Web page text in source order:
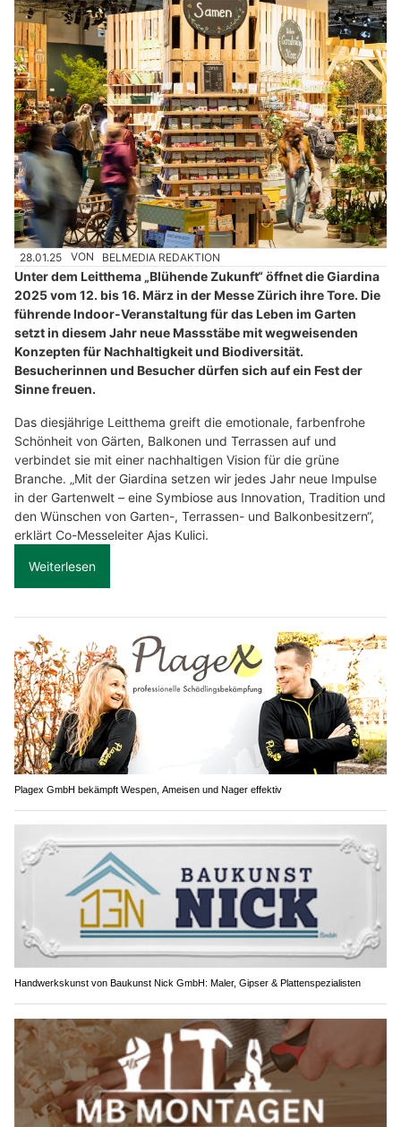
28.01.25 VON BELMEDIA REDAKTION
Unter dem Leitthema „Blühende Zukunft“ öffnet die Giardina
2025 vom 12. bis 16. März in der Messe Zürich ihre Tore. Die
führende Indoor-Veranstaltung für das Leben im Garten
setzt in diesem Jahr neue Massstäbe mit wegweisenden
Konzepten für Nachhaltigkeit und Biodiversität.
Besucherinnen und Besucher dürfen sich auf ein Fest der
Sinne freuen.
Das diesjährige Leitthema greift die emotionale, farbenfrohe
Schönheit von Gärten, Balkonen und Terrassen auf und
verbindet sie mit einer nachhaltigen Vision für die grüne
Branche. „Mit der Giardina setzen wir jedes Jahr neue Impulse
in der Gartenwelt – eine Symbiose aus Innovation, Tradition und
den Wünschen von Garten-, Terrassen- und Balkonbesitzern“,
erklärt Co-Messeleiter Ajas Kulici.
Weiterlesen
Plagex GmbH bekämpft Wespen, Ameisen und Nager effektiv
Handwerkskunst von Baukunst Nick GmbH: Maler, Gipser & Plattenspezialisten